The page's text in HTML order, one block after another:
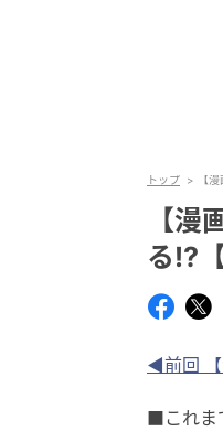
トップ 【
【
る!?
◀前回 【
■これま